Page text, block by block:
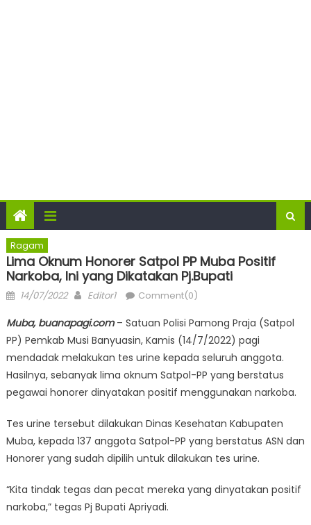
Ragam
Lima Oknum Honorer Satpol PP Muba Positif
Narkoba, Ini yang Dikatakan Pj.Bupati
Posted
14/07/2022 Author
Editor1 Comment(0)
Muba, buanapagi.com– Satuan Polisi Pamong Praja (Satpol
PP) Pemkab Musi Banyuasin, Kamis (14/7/2022) pagi
mendadak melakukan tes urine kepada seluruh anggota.
Hasilnya, sebanyak lima oknum Satpol-PP yang berstatus
pegawai honorer dinyatakan positif menggunakan narkoba.
Tes urine tersebut dilakukan Dinas Kesehatan Kabupaten
Muba, kepada 137 anggota Satpol-PP yang berstatus ASN dan
Honorer yang sudah dipilih untuk dilakukan tes urine.
“Kita tindak tegas dan pecat mereka yang dinyatakan positif
narkoba,” tegas Pj Bupati Apriyadi.